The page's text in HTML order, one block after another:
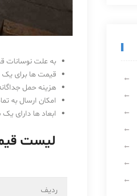
به علت نوسانات
قیمت ها برای
هزینه حمل
امکان ارسال به
ابعاد ها دارای
ردیف